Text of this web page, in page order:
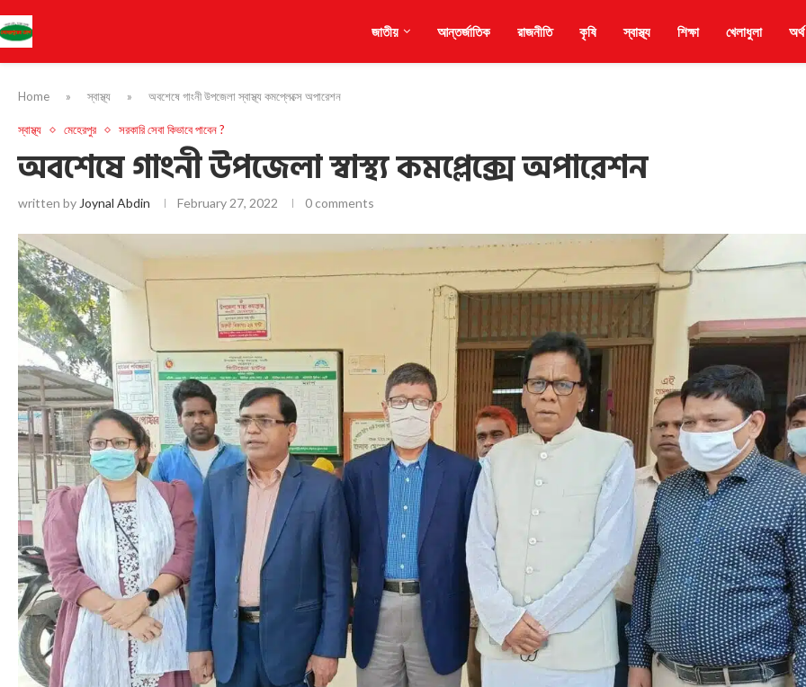
জাতীয় আন্তর্জাতিক রাজনীতি কৃষি স্বাস্থ্য শিক্ষা খেলাধুলা
Home » স্বাস্থ্য » অবশেষে গাংনী উপজেলা স্বাস্থ্য কমপ্লেক্সে অপারেশন
স্বাস্থ্য মেহেরপুর সরকারি সেবা কিভাবে পাবেন ?
অবশেষে গাংনী উপজেলা স্বাস্থ্য কমপ্লেক্সে অপারেশন
written by Joynal Abdin February 27, 2022 0 comments